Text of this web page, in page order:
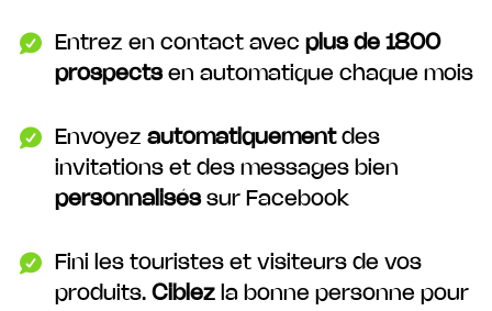
Entrez en contact avec plus de 1800
prospectsen automatique chaque mois
Envoyez automatiquement des
invitations et des messages bien
personnaliséssur Facebook
Fini les touristes et visiteurs de vos
produits. Ciblez la bonne personne pour